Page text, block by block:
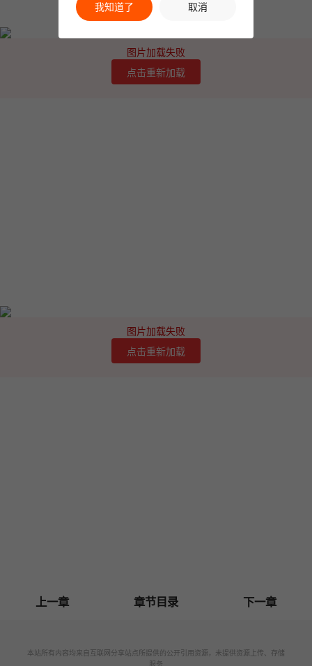
图片加载失败
点击重新加载
图片加载失败
点击重新加载
上一章 章节目录 下一章
本站所有内容均来自互联网分享站点所提供的公开引用资源，未提供资源上传、存储
服务
我知道了 取消